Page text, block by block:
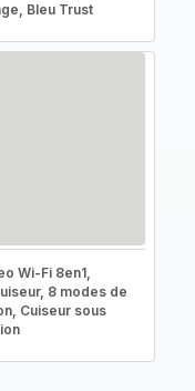
Bleu Trust
Wi-Fi 8en1,
8 modes de
Cuiseur sous